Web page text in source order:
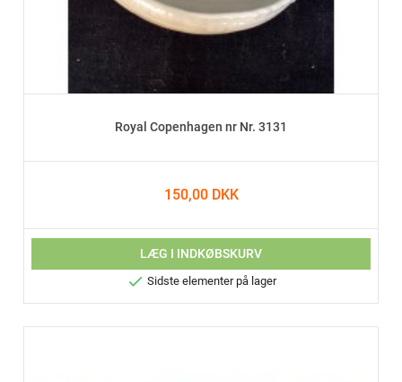
Royal Copenhagen nr Nr. 3131
150,00 DKK
LÆG I INDKØBSKURV
 Sidste elementer på lager